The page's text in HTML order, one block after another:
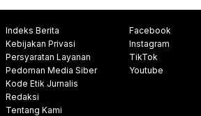
Indeks Berita
Kebijakan Privasi
Persyaratan Layanan
Pedoman Media Siber
Kode Etik Jurnalis
Redaksi
Tentang Kami
Facebook
Instagram
TikTok
Youtube